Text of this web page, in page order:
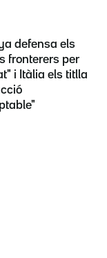
defensa els
fronterers per
i Itàlia els titlla